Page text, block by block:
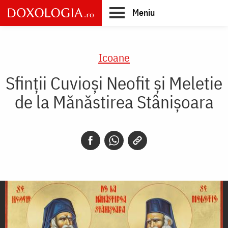
Skip
to
main
Meniu
Icoane
Sfinții Cuvioși Neofit și Meletie
de la Mănăstirea Stânișoara